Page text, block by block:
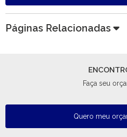
Páginas Relacionadas
Faça seu
Quero meu